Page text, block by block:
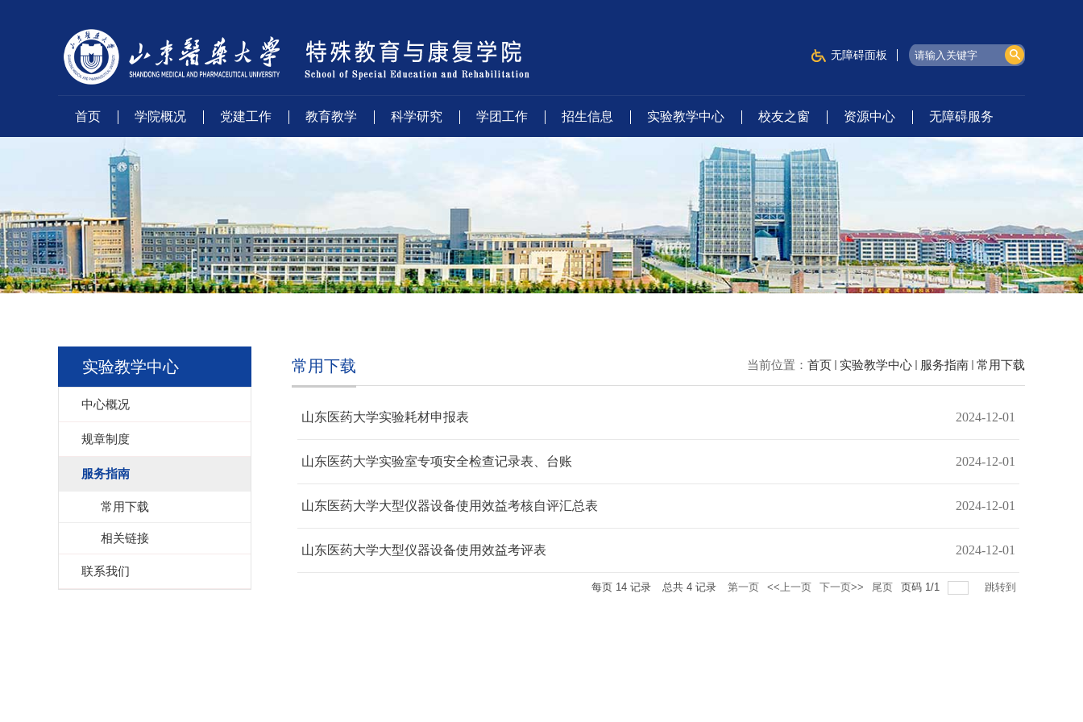
无障碍面板
首页 学院概况 党建工作 教育教学 科学研究 学团工作 招生信息 实验教学中心 校友之窗 资源中心 无障碍服务
实验教学中心
中心概况
规章制度
服务指南
常用下载
相关链接
联系我们
当前位置： 首页 实验教学中心 服务指南 常用下载
常用下载
山东医药大学实验耗材申报表 2024-12-01
山东医药大学实验室专项安全检查记录表、台账 2024-12-01
山东医药大学大型仪器设备使用效益考核自评汇总表 2024-12-01
山东医药大学大型仪器设备使用效益考评表 2024-12-01
每页 14 记录 总共 4 记录 第一页 <<上一页 下一页>> 尾页 页码 1/1 跳转到